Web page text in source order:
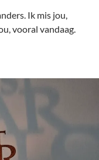
Ik mis jou,
vooral vandaag.